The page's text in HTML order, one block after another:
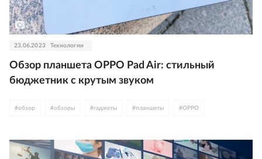
23.06.2023 Технологии
Обзор планшета OPPO Pad Air: стильный
бюджетник с крутым звуком
#обзор #обзоры #гаджеты #планшеты #OPPO